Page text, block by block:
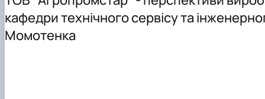
Події
Курси та лекції
Обгрунтування методів діагностування і
Основи діагностики мобільної сільськогосподарської
Проектування технологічних процесів у рослинництві
кафедри технічного сервісу та
Момотенка